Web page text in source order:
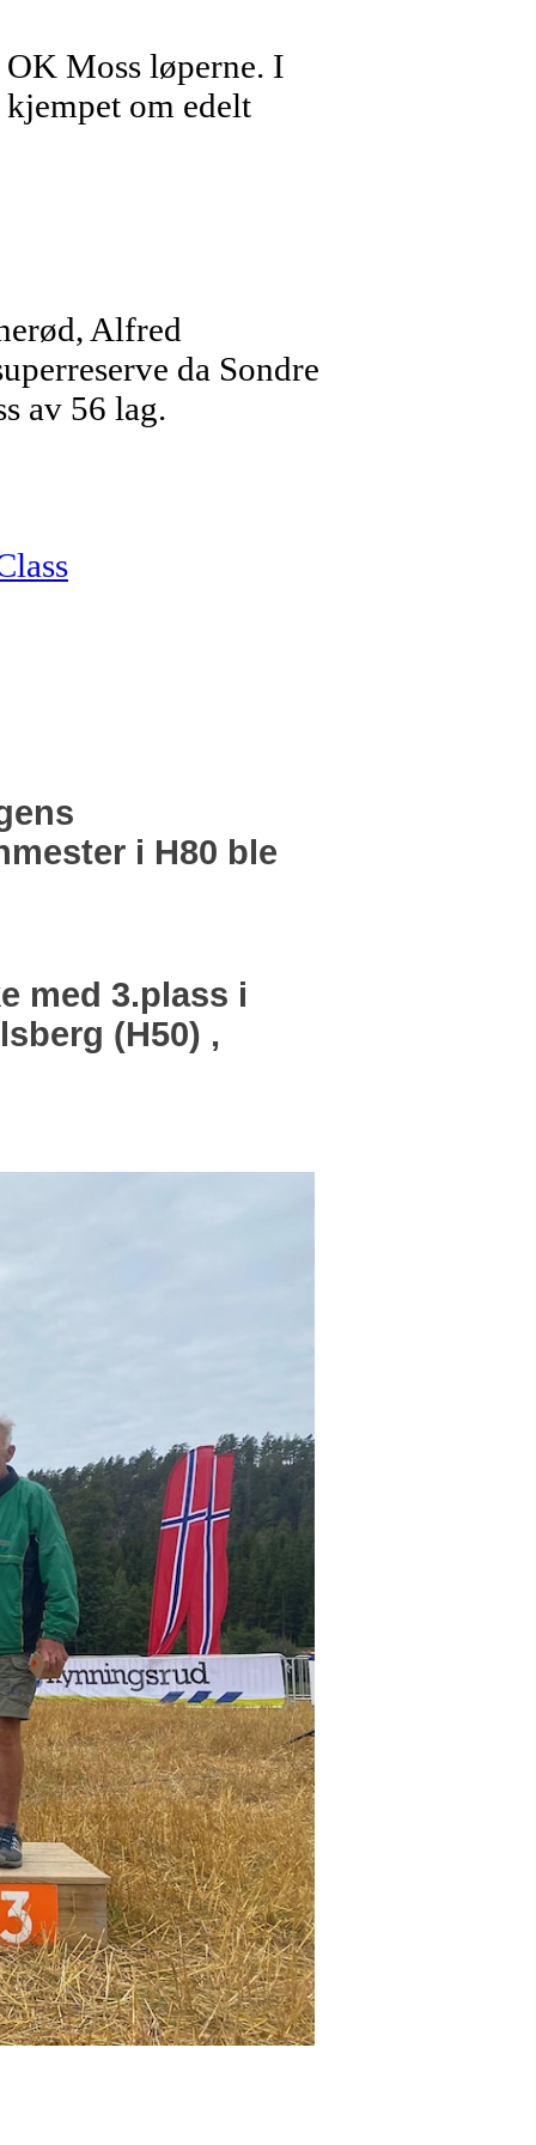
Moss løperne. I
om edelt
Alfred
da Sondre
av 56 lag.
mester i H80 ble
med 3.plass i
(H50) ,